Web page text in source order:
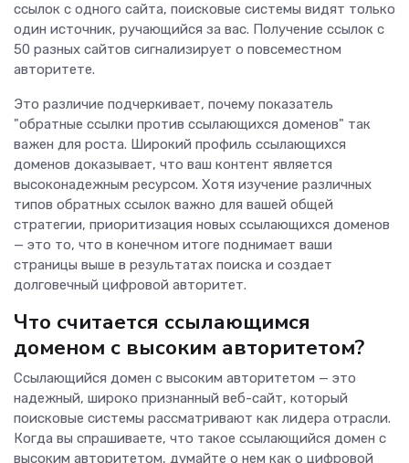
ссылок с одного сайта, поисковые системы видят только
один источник, ручающийся за вас. Получение ссылок с
50 разных сайтов сигнализирует о повсеместном
авторитете.
Это различие подчеркивает, почему показатель
"обратные ссылки против ссылающихся доменов" так
важен для роста. Широкий профиль ссылающихся
доменов доказывает, что ваш контент является
высоконадежным ресурсом. Хотя изучение различных
типов обратных ссылок важно для вашей общей
стратегии, приоритизация новых ссылающихся доменов
— это то, что в конечном итоге поднимает ваши
страницы выше в результатах поиска и создает
долговечный цифровой авторитет.
Что считается ссылающимся
доменом с высоким авторитетом?
Ссылающийся домен с высоким авторитетом — это
надежный, широко признанный веб-сайт, который
поисковые системы рассматривают как лидера отрасли.
Когда вы спрашиваете, что такое ссылающийся домен с
высоким авторитетом, думайте о нем как о цифровой